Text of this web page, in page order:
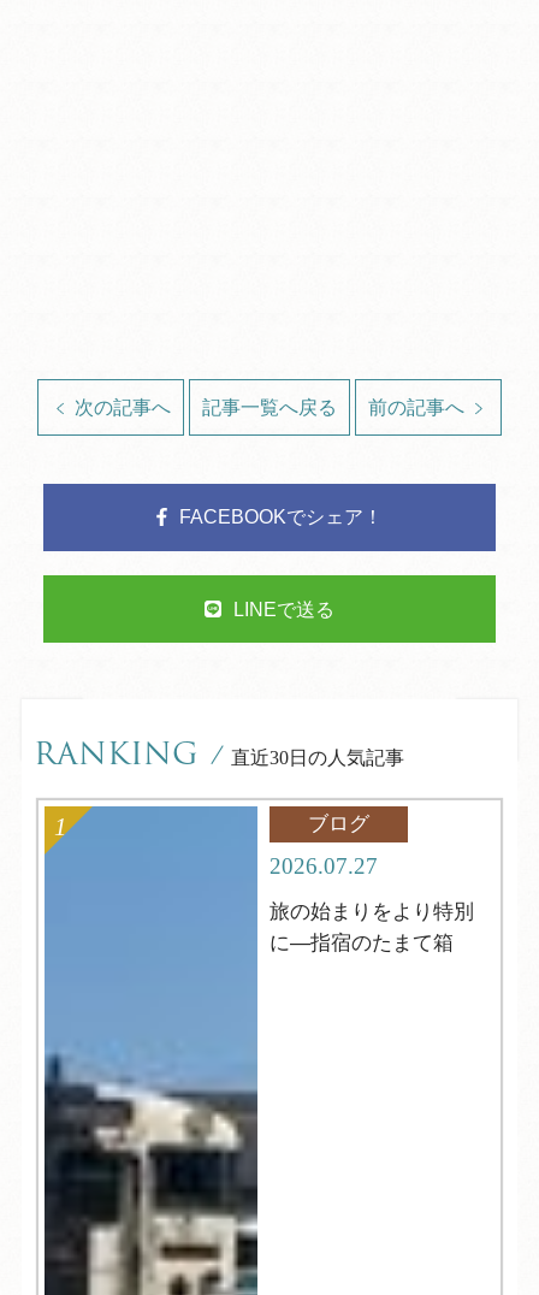
次の記事へ 記事一覧へ戻る 前の記事へ
FACEBOOKでシェア！
LINEで送る
RANKING / 直近30日の人気記事
ブログ
2026.07.27
旅の始まりをより特別
に―指宿のたまて箱